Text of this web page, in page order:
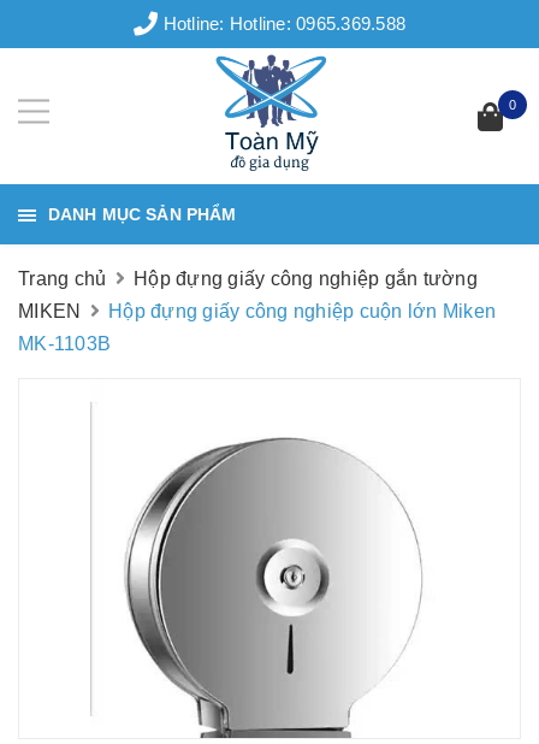
Hotline: Hotline: 0965.369.588
0
DANH MỤC SẢN PHẨM
Trang chủ
Hộp đựng giấy công nghiệp gắn tường
MIKEN
Hộp đựng giấy công nghiệp cuộn lớn Miken
MK-1103B